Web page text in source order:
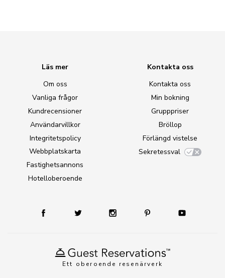
Ett oberoende resenärverk
Läs mer
Om oss
Vanliga frågor
Kundrecensioner
Användarvillkor
Integritetspolicy
Webbplatskarta
Fastighetsannons
Hotelloberoende
Kontakta oss
Kontakta oss
Min bokning
Grupppriser
Bröllop
Förlängd vistelse
Sekretessval